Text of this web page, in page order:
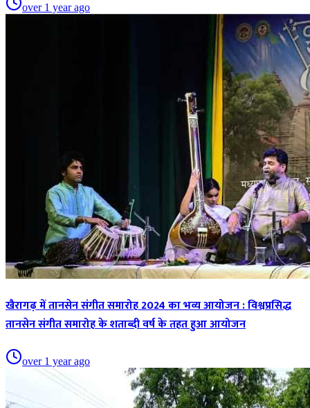
over 1 year ago
खैरागढ़ में तानसेन संगीत समारोह 2024 का भव्य आयोजन : विश्वप्रसिद्ध
तानसेन संगीत समारोह के शताब्दी वर्ष के तहत हुआ आयोजन
over 1 year ago